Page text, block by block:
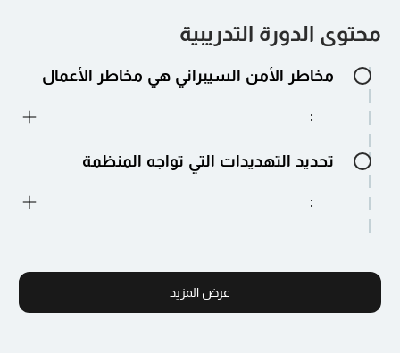
محتوى الدورة التدريبية
مخاطر الأمن السيبراني هي مخاطر الأعمال
:
تحديد التهديدات التي تواجه المنظمة
:
عرض المزيد